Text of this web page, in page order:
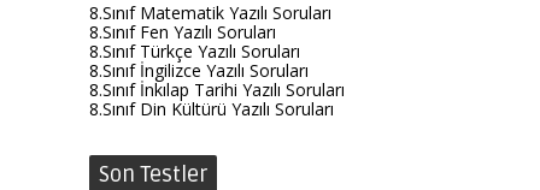
8.Sınıf Matematik Yazılı Soruları
8.Sınıf Fen Yazılı Soruları
8.Sınıf Türkçe Yazılı Soruları
8.Sınıf İngilizce Yazılı Soruları
8.Sınıf İnkılap Tarihi Yazılı Soruları
8.Sınıf Din Kültürü Yazılı Soruları
Son Testler